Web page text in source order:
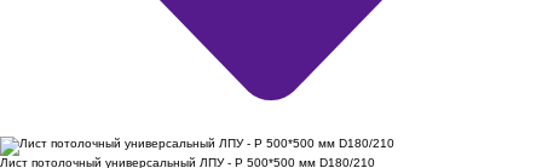
Лист потолочный универсальный ЛПУ - Р 500*500 мм D180/210